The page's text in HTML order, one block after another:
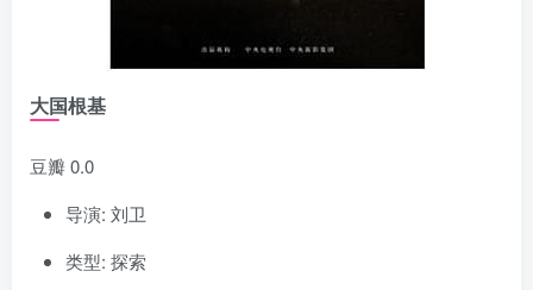
大国根基
豆瓣 0.0
导演: 刘卫
类型: 探索